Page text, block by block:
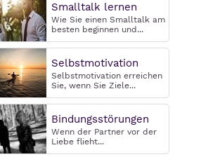
Smalltalk lernen
Wie Sie einen Smalltalk am
besten beginnen und...
Selbstmotivation
Selbstmotivation erreichen
Sie, wenn Sie Ziele...
Bindungsstörungen
Wenn der Partner vor der
Liebe flieht...